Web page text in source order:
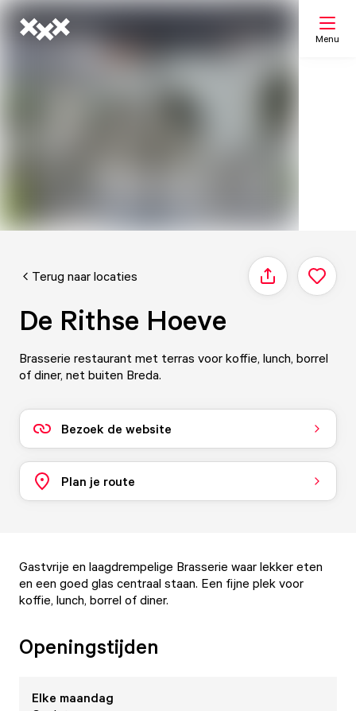
Menu
Terug naar locaties Delen
De Rithse Hoeve
Brasserie restaurant met terras voor koffie, lunch, borrel
of diner, net buiten Breda.
Bezoek de website
Plan je route
Gastvrije en laagdrempelige Brasserie waar lekker eten
en een goed glas centraal staan. Een fijne plek voor
koffie, lunch, borrel of diner.
Openingstijden
Elke maandag